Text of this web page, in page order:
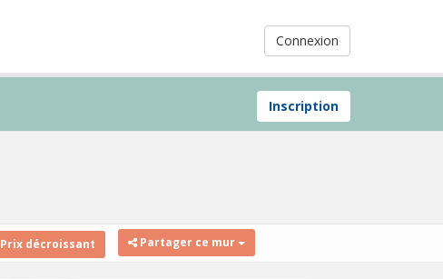
Connexion
Inscription
Prix décroissant Partager ce mur